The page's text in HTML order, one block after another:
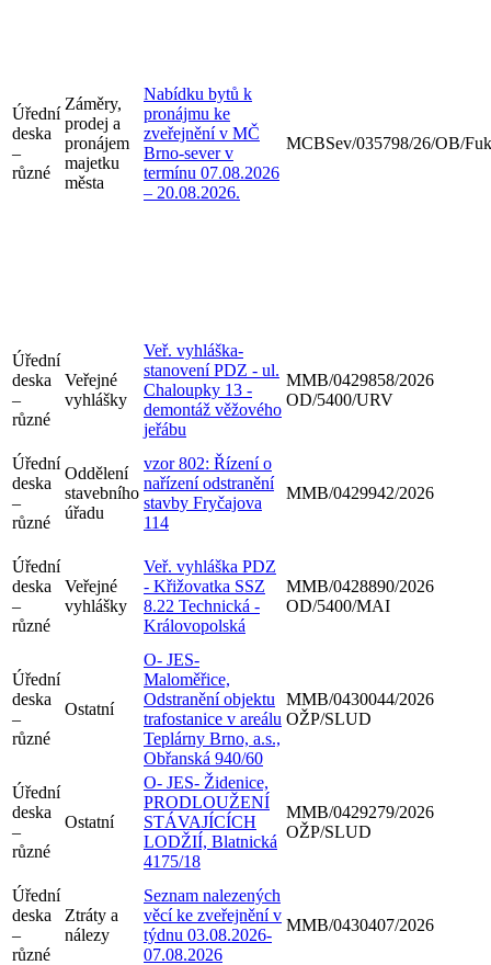
Úřední
deska
–
různé
Záměry,
prodej a
pronájem
majetku
města
Nabídku bytů k
pronájmu ke
zveřejnění v MČ
Brno-sever v
termínu 07.08.2026
– 20.08.2026.
MCBSev/035798/26/OB/Fuk
Úřední
deska
–
různé
Veřejné
vyhlášky
Veř. vyhláška-
stanovení PDZ - ul.
Chaloupky 13 -
demontáž věžového
jeřábu
MMB/0429858/2026
OD/5400/URV
Úřední
deska
–
různé
Oddělení
stavebního
úřadu
vzor 802: Řízení o
nařízení odstranění
stavby Fryčajova
114
MMB/0429942/2026
Úřední
deska
–
různé
Veřejné
vyhlášky
Veř. vyhláška PDZ
- Křižovatka SSZ
8.22 Technická -
Královopolská
MMB/0428890/2026
OD/5400/MAI
Úřední
deska
–
různé
Ostatní
O- JES-
Maloměřice,
Odstranění objektu
trafostanice v areálu
Teplárny Brno, a.s.,
Obřanská 940/60
MMB/0430044/2026
OŽP/SLUD
Úřední
deska
–
různé
Ostatní
O- JES- Židenice,
PRODLOUŽENÍ
STÁVAJÍCÍCH
LODŽIÍ, Blatnická
4175/18
MMB/0429279/2026
OŽP/SLUD
Úřední
deska
–
různé
Ztráty a
nálezy
Seznam nalezených
věcí ke zveřejnění v
týdnu 03.08.2026-
07.08.2026
MMB/0430407/2026